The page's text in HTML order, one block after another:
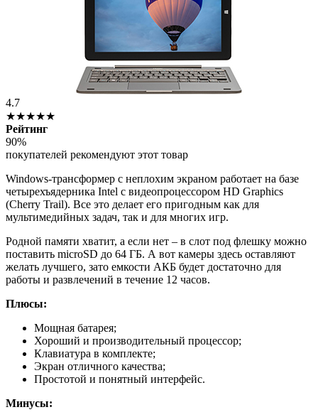
4.7
★★★★★
Рейтинг
90%
покупателей рекомендуют этот товар
Windows-трансформер с неплохим экраном работает на базе
четырехъядерника Intel с видеопроцессором HD Graphics
(Cherry Trail). Все это делает его пригодным как для
мультимедийных задач, так и для многих игр.
Родной памяти хватит, а если нет – в слот под флешку можно
поставить microSD до 64 ГБ. А вот камеры здесь оставляют
желать лучшего, зато емкости АКБ будет достаточно для
работы и развлечений в течение 12 часов.
Плюсы:
Мощная батарея;
Хороший и производительный процессор;
Клавиатура в комплекте;
Экран отличного качества;
Простотой и понятный интерфейс.
Минусы: